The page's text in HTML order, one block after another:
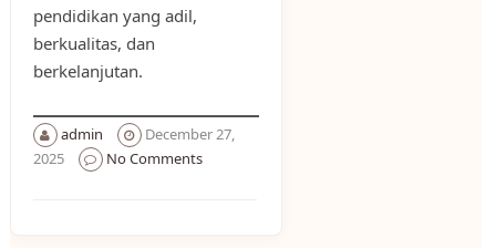
pendidikan yang adil,
berkualitas, dan
berkelanjutan.
admin
December 27,
2025
No Comments